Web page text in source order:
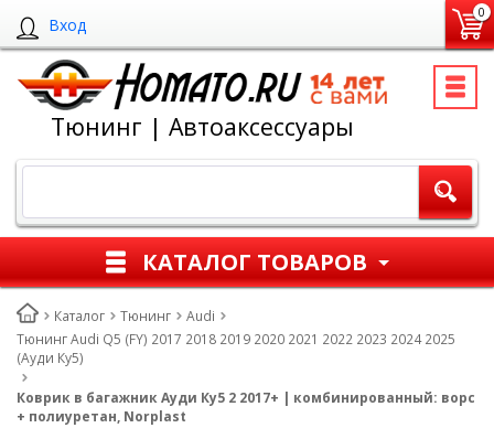
Вход
0
Тюнинг | Автоаксессуары
КАТАЛОГ ТОВАРОВ
Каталог Тюнинг
Audi
Тюнинг Audi Q5 (FY) 2017 2018 2019 2020 2021 2022 2023 2024 2025
(Ауди Ку5)
Коврик в багажник Ауди Ку5 2 2017+ | комбинированный: ворс
+ полиуретан, Norplast